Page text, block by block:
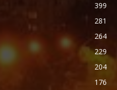
399
281
264
229
204
176